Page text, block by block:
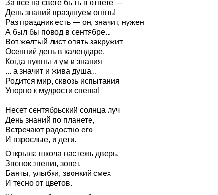
За всё на свете быть в ответе —
День знаний празднуем опять!
Раз праздник есть — он, значит, нужен,
А был бы повод в сентябре...
Вот желтый лист опять закружит
Осенний день в календаре.
Когда нужны и ум и знания
... а значит и жива душа...
Родится мир, сквозь испытания
Упорно к мудрости спеша!
Несет сентябрьский солнца луч
День знаний по планете,
Встречают радостно его
И взрослые, и дети.
Открыла школа настежь дверь,
Звонок звенит, зовет,
Банты, улыбки, звонкий смех
И тесно от цветов.